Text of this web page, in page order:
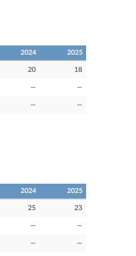
2024 2025
20 18
— —
— —
2024 2025
25 23
— —
— —